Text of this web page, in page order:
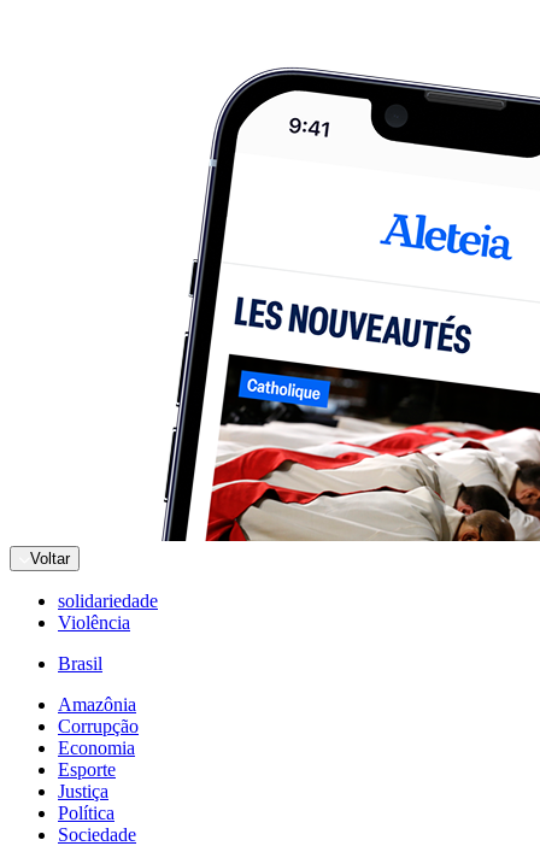
Voltar
solidariedade
Violência
Brasil
Amazônia
Corrupção
Economia
Esporte
Justiça
Política
Sociedade